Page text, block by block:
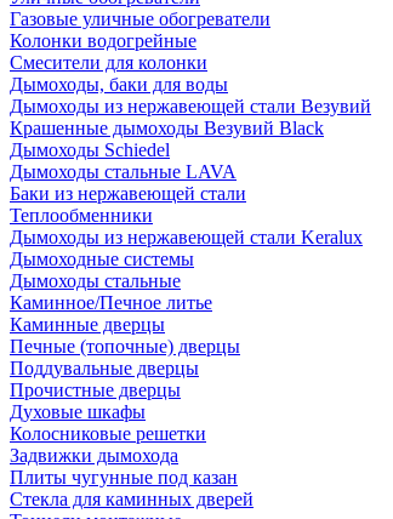
Газовые уличные обогреватели
Колонки водогрейные
Смесители для колонки
Дымоходы, баки для воды
Дымоходы из нержавеющей стали Везувий
Крашенные дымоходы Везувий Black
Дымоходы Schiedel
Дымоходы стальные LAVA
Баки из нержавеющей стали
Теплообменники
Дымоходы из нержавеющей стали Keralux
Дымоходные системы
Дымоходы стальные
Каминное/Печное литье
Каминные дверцы
Печные (топочные) дверцы
Поддувальные дверцы
Прочистные дверцы
Духовые шкафы
Колосниковые решетки
Задвижки дымохода
Плиты чугунные под казан
Стекла для каминных дверей